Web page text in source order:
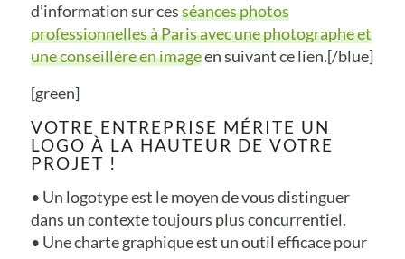
d’information sur cesséances photos
professionnelles à Paris avec une photographe et
une conseillère en imageen suivant ce lien.[/blue]
[green]
VOTRE ENTREPRISE MÉRITE UN
LOGO À LA HAUTEUR DE VOTRE
PROJET !
• Un logotype est le moyen de vous distinguer
dans un contexte toujours plus concurrentiel.
• Une charte graphique est un outil efficace pour